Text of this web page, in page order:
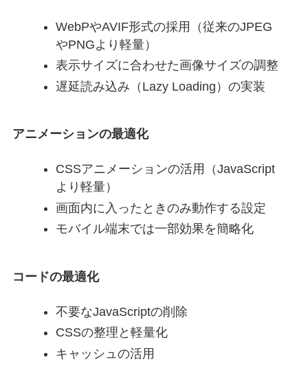
WebPやAVIF形式の採用（従来のJPEG
やPNGより軽量）
表示サイズに合わせた画像サイズの調整
遅延読み込み（Lazy Loading）の実装
アニメーションの最適化
CSSアニメーションの活用（JavaScript
より軽量）
画面内に入ったときのみ動作する設定
モバイル端末では一部効果を簡略化
コードの最適化
不要なJavaScriptの削除
CSSの整理と軽量化
キャッシュの活用